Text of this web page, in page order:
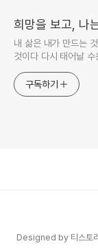
희망을 보고, 나
내 삶은 내가 만드는
것이다 다시 태어날
구독하기
Designed by 티스토리